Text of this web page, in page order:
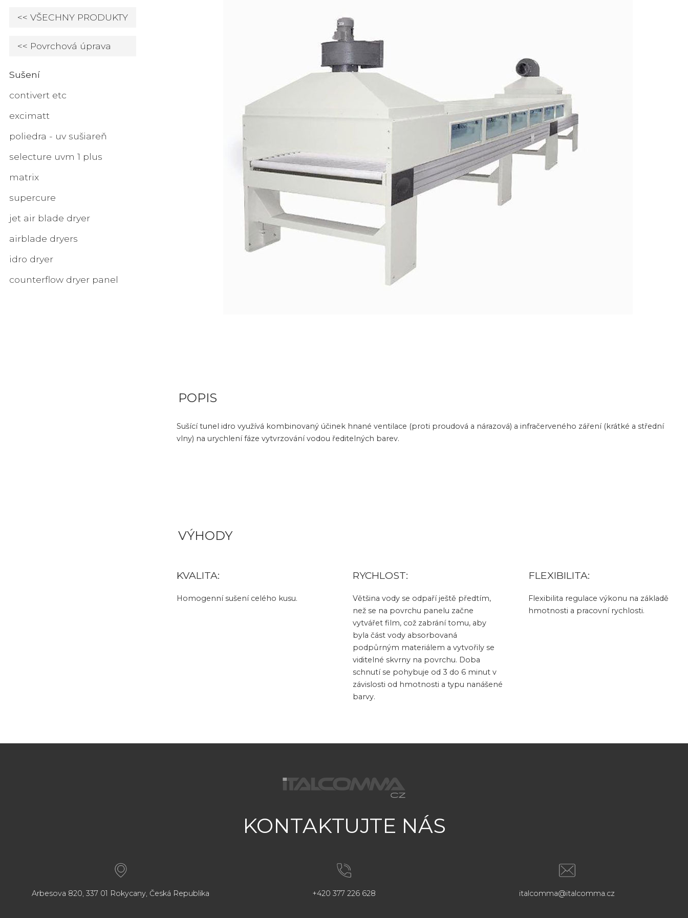
<< VŠECHNY PRODUKTY
<< Povrchová úprava
Sušení
contivert etc
excimatt
poliedra - uv sušiareň
selecture uvm 1 plus
matrix
supercure
jet air blade dryer
airblade dryers
idro dryer
counterflow dryer panel
POPIS
Sušící tunel idro využívá kombinovaný účinek hnané ventilace (proti proudová a nárazová) a infračerveného záření (krátké a střední
vlny) na urychlení fáze vytvrzování vodou ředitelných barev.
VÝHODY
KVALITA:
Homogenní sušení celého kusu.
RYCHLOST:
Většina vody se odpaří ještě předtím,
než se na povrchu panelu začne
vytvářet film, což zabrání tomu, aby
byla část vody absorbovaná
podpůrným materiálem a vytvořily se
viditelné skvrny na povrchu. Doba
schnutí se pohybuje od 3 do 6 minut v
závislosti od hmotnosti a typu nanášené
barvy.
FLEXIBILITA:
Flexibilita regulace výkonu na základě
hmotnosti a pracovní rychlosti.
KONTAKTUJTE NÁS
Arbesova 820, 337 01 Rokycany, Česká Republika +420 377 226 628 italcomma@italcomma.cz